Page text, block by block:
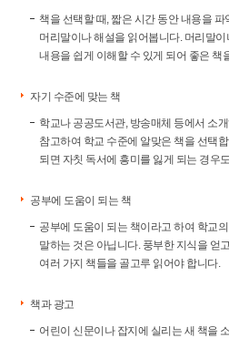
책을 선택할 때, 짧은 시간 동안 내용을
머리말이나 해설을 읽어봅니다. 머리말이
내용을 쉽게 이해할 수 있게 되어 좋은 책
자기 수준에 맞는 책
학교나 공공도서관, 방송매체 등에서 소
참고하여 학교 수준에 알맞은 책을 선택
되면 자칫 독서에 흥미를 잃게 되는 경우
공부에 도움이 되는 책
공부에 도움이 되는 책이라고 하여 학교
말하는 것은 아닙니다. 풍부한 지식을 얻
여러 가지 책들을 골고루 읽어야 합니다.
책과 광고
어린이 신문이나 잡지에 실리는 새 책을